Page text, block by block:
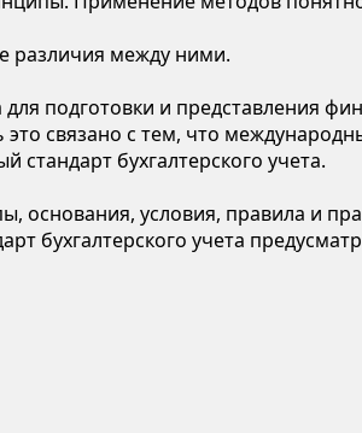
различия между ними.
подготовки и представления
связано с тем, что
бухгалтерского учета.
основания, условия, правила и
бухгалтерского учета